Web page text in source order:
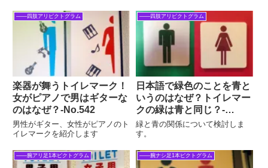
――四肢アリピクトグラム
楽器が舞うトイレマーク！
女がピアノで男はギターな
のはなぜ？‐No.542
男性がギター、女性がピアノのト
イレマークを紹介します
――四肢アリピクトグラム
日本語で緑色のことを青と
いうのはなぜ？トイレマー
クの緑は青と同じ？‐
No.814
緑と青の関係について検討しま
す。
――腕アリ足1本ピクトグラム ――腕ナシ足1本ピクトグラム